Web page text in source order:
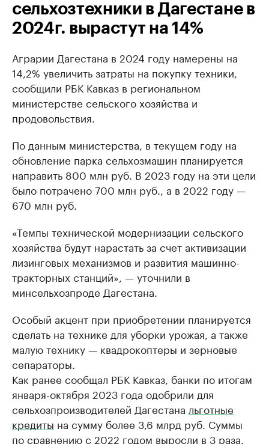
сельхозтехники в Дагестане в
2024г. вырастут на 14%
Аграрии Дагестана в 2024 году намерены на
14,2% увеличить затраты на покупку техники,
сообщили РБК Кавказ в региональном
министерстве сельского хозяйства и
продовольствия.
По данным министерства, в текущем году на
обновление парка сельхозмашин планируется
направить 800 млн руб. В 2023 году на эти цели
было потрачено 700 млн руб., а в 2022 году —
670 млн руб.
«Темпы технической модернизации сельского
хозяйства будут нарастать за счет активизации
лизинговых механизмов и развития машинно-
тракторных станций», — уточнили в
минсельхозпроде Дагестана.
Особый акцент при приобретении планируется
сделать на технике для уборки урожая, а также
малую технику — квадрокоптеры и зерновые
сепараторы.
Как ранее сообщал РБК Кавказ, банки по итогам
января-октября 2023 года одобрили для
сельхозпроизводителей Дагестана льготные
кредиты на сумму более 3,6 млрд руб. Суммы
по сравнению с 2022 годом выросли в 3 раза.